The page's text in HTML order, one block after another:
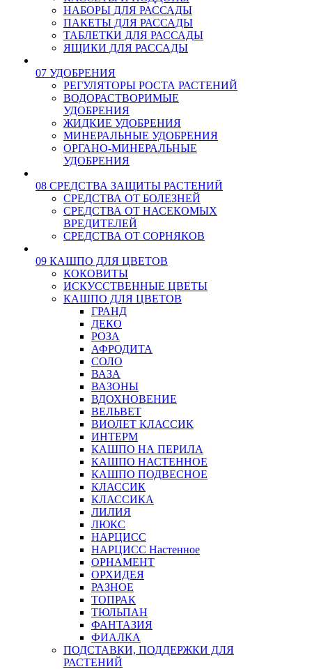
НАБОРЫ ДЛЯ РАССАДЫ
ПАКЕТЫ ДЛЯ РАССАДЫ
ТАБЛЕТКИ ДЛЯ РАССАДЫ
ЯЩИКИ ДЛЯ РАССАДЫ
07 УДОБРЕНИЯ
РЕГУЛЯТОРЫ РОСТА РАСТЕНИЙ
ВОДОРАСТВОРИМЫЕ
УДОБРЕНИЯ
ЖИДКИЕ УДОБРЕНИЯ
МИНЕРАЛЬНЫЕ УДОБРЕНИЯ
ОРГАНО-МИНЕРАЛЬНЫЕ
УДОБРЕНИЯ
08 СРЕДСТВА ЗАЩИТЫ РАСТЕНИЙ
СРЕДСТВА ОТ БОЛЕЗНЕЙ
СРЕДСТВА ОТ НАСЕКОМЫХ
ВРЕДИТЕЛЕЙ
СРЕДСТВА ОТ СОРНЯКОВ
09 КАШПО ДЛЯ ЦВЕТОВ
КОКОВИТЫ
ИСКУССТВЕННЫЕ ЦВЕТЫ
КАШПО ДЛЯ ЦВЕТОВ
ГРАНД
ДЕКО
РОЗА
АФРОДИТА
СОЛО
ВАЗА
ВАЗОНЫ
ВДОХНОВЕНИЕ
ВЕЛЬВЕТ
ВИОЛЕТ КЛАССИК
ИНТЕРМ
КАШПО НА ПЕРИЛА
КАШПО НАСТЕННОЕ
КАШПО ПОДВЕСНОЕ
КЛАССИК
КЛАССИКА
ЛИЛИЯ
ЛЮКС
НАРЦИСС
НАРЦИСС Настенное
ОРНАМЕНТ
ОРХИДЕЯ
РАЗНОЕ
ТОПРАК
ТЮЛЬПАН
ФАНТАЗИЯ
ФИАЛКА
ПОДСТАВКИ, ПОДДЕРЖКИ ДЛЯ
РАСТЕНИЙ